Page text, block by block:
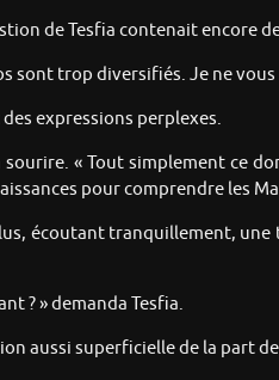
de Tesfia contenait encore
sont trop diversifiés. Je ne
expressions perplexes.
« Tout simplement ce
pour comprendre les
écoutant tranquillement,
? » demanda Tesfia.
aussi superficielle de la part